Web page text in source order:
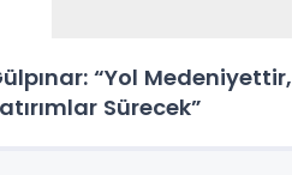
“Yol Medeniyettir,
Sürecek”